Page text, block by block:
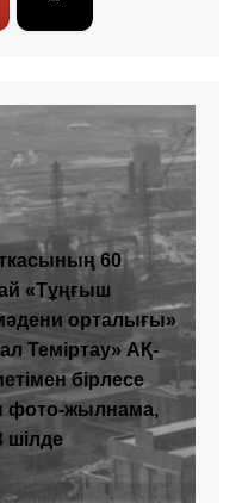
60
«Тұңғыш
орталығы»
Теміртау» АҚ-
бірлесе
фото-жылнама,
шілде